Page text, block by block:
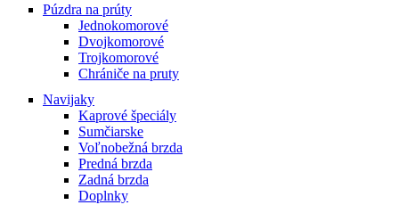
Púzdra na prúty
Jednokomorové
Dvojkomorové
Trojkomorové
Chrániče na pruty
Navijaky
Kaprové špeciály
Sumčiarske
Voľnobežná brzda
Predná brzda
Zadná brzda
Doplnky